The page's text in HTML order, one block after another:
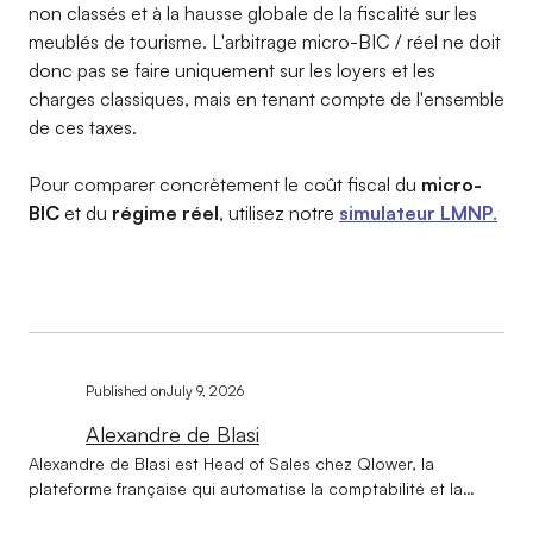
non classés et à la hausse globale de la fiscalité sur les
meublés de tourisme. L'arbitrage micro-BIC / réel ne doit
donc pas se faire uniquement sur les loyers et les
charges classiques, mais en tenant compte de l'ensemble
de ces taxes.
Pour comparer concrètement le coût fiscal du micro-
BIC et du régime réel, utilisez notre simulateur LMNP.
Published onJuly 9, 2026
Alexandre de Blasi
Alexandre de Blasi est Head of Sales chez Qlower, la
plateforme française qui automatise la comptabilité et la